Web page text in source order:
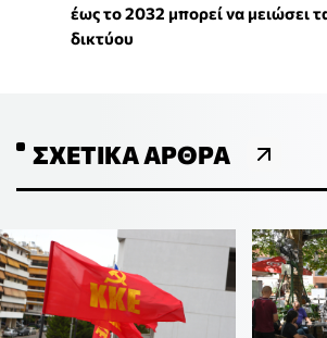
έως το 2032 μπορεί να μειώσει
δικτύου
ΣΧΕΤΙΚΆ ΆΡΘΡΑ